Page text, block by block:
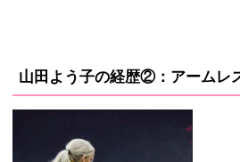
山田よう子の経歴②：アームレ